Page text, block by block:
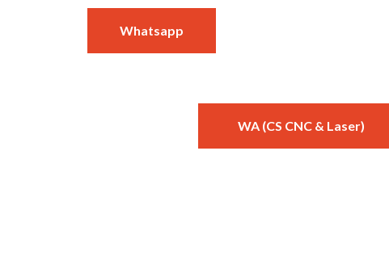
Whatsapp
WA (CS Kayu & Mebel)
WA (CS CNC & Laser)